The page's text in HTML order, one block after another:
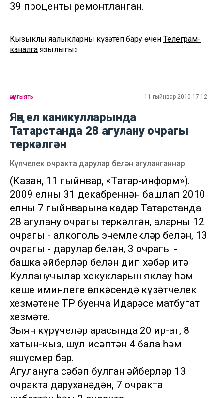
39 проценты ремонтланган.
Кызыклы яңалыкларны күзәтеп бару өчен Телеграм-
каналга язылыгыз
җәмгыять 11 гыйнвар 2010 17:12
Яңа ел каникулларында
Татарстанда 28 агулану очрагы
теркәлгән
Күпчелек очракта дарулар белән агуланганнар
(Казан, 11 гыйнвар, «Татар-информ»).
2009 елның 31 декабреннән башлап 2010
елның 7 гыйнварына кадәр Татарстанда
28 агулану очрагы теркәлгән, аларның 12
очрагы - алкоголь эчемлекләр белән, 13
очрагы - дарулар белән, 3 очрагы -
башка әйберләр белән дип хәбәр итә
Кулланучылар хокукларын яклау һәм
кеше иминлеге өлкәсендә күзәтчелек
хезмәтенең ТР буенча Идарәсе матбугат
хезмәте.
Зыян күрүчеләр арасында 20 ир-ат, 8
хатын-кыз, шул исәптән 4 бала һәм
яшүсмер бар.
Агулануга сәбәп булган әйберләр 13
очракта даруханәдән, 7 очракта